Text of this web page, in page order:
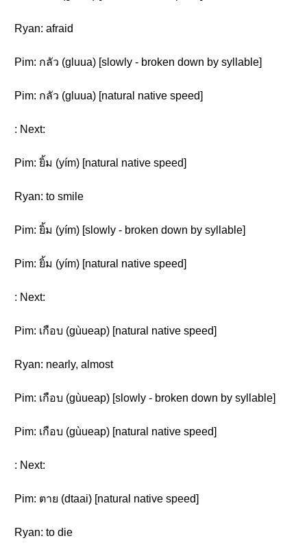
Ryan: afraid
Pim: กลัว (gluua) [slowly - broken down by syllable]
Pim: กลัว (gluua) [natural native speed]
: Next:
Pim: ยิ้ม (yím) [natural native speed]
Ryan: to smile
Pim: ยิ้ม (yím) [slowly - broken down by syllable]
Pim: ยิ้ม (yím) [natural native speed]
: Next:
Pim: เกือบ (gùueap) [natural native speed]
Ryan: nearly, almost
Pim: เกือบ (gùueap) [slowly - broken down by syllable]
Pim: เกือบ (gùueap) [natural native speed]
: Next:
Pim: ตาย (dtaai) [natural native speed]
Ryan: to die